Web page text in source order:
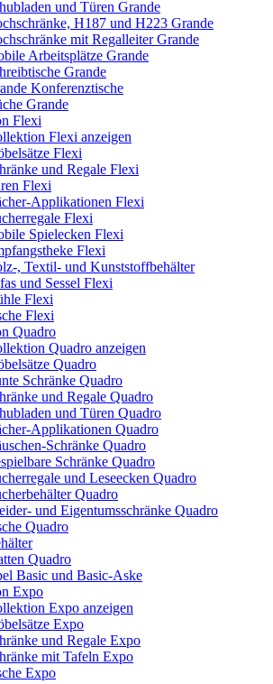
und Türen Grande
H187 und H223 Grande
mit Regalleiter Grande
Arbeitsplätze Grande
Grande
Konferenztische
Grande
Flexi
Flexi anzeigen
Flexi
und Regale Flexi
Flexi
Applikationen Flexi
Flexi
Spielecken Flexi
Flexi
, Textil- und Kunststoffbehälter
und Sessel Flexi
Flexi
Flexi
Quadro
Quadro anzeigen
Quadro
Schränke Quadro
und Regale Quadro
und Türen Quadro
Applikationen Quadro
Schränke Quadro
Schränke Quadro
und Leseecken Quadro
Quadro
und Eigentumsschränke Quadro
Quadro
Quadro
Basic und Basic-Aske
Expo
Expo anzeigen
Expo
und Regale Expo
mit Tafeln Expo
Expo